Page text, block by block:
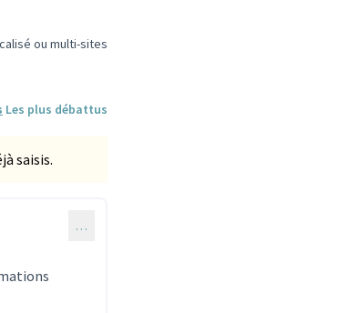
et vie de quartier
résultats pour le secteur : Non localisé ou multi-sites
ou multi-sites
Les plus débattus
saisis.
…